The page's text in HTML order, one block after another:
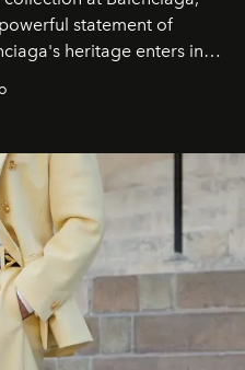
statement of
heritage enters into
vision of fashion